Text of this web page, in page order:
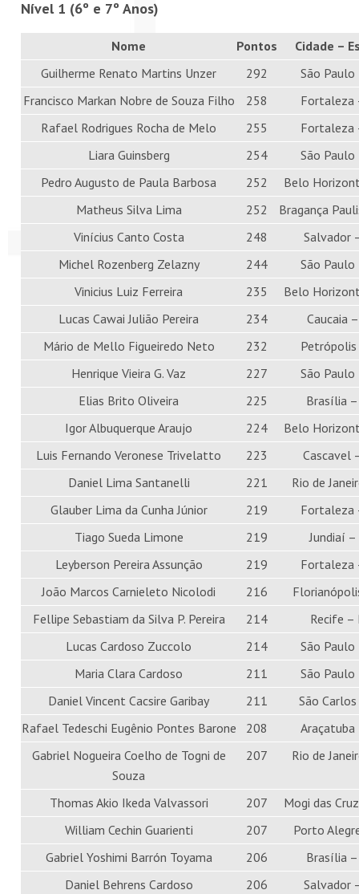
CONTATO
ÁREA RESTRITA
Nível 1 (6º e 7º Anos)
Nome Pontos
Cidade –
Guilherme Renato Martins Unzer
292
São Paulo
Francisco Markan Nobre de Souza Filho
258
Fortaleza
Rafael Rodrigues Rocha de Melo
255
Fortaleza
Liara Guinsberg
254
São Paulo
Pedro Augusto de Paula Barbosa
252
Belo
Matheus Silva Lima
252
Bragança
Vinícius Canto Costa
248
Salvador
Michel Rozenberg Zelazny
244
São Paulo
Vinicius Luiz Ferreira
235
Belo
Lucas Cawai Julião Pereira
234
Caucaia
Mário de Mello Figueiredo Neto
232
Petrópolis
Henrique Vieira G. Vaz
227
São Paulo
Elias Brito Oliveira
225
Brasília
Igor Albuquerque Araujo
224
Belo
Luis Fernando Veronese Trivelatto
223
Cascavel
Daniel Lima Santanelli
221
Rio de
Glauber Lima da Cunha Júnior
219
Fortaleza
Tiago Sueda Limone
219
Jundiaí –
Leyberson Pereira Assunção
219
Fortaleza
João Marcos Carnieleto Nicolodi
216
Fellipe Sebastiam da Silva P. Pereira
214
Recife –
Lucas Cardoso Zuccolo
214
São Paulo
Maria Clara Cardoso
211
São Paulo
Daniel Vincent Cacsire Garibay
211
São
Rafael Tedeschi Eugênio Pontes Barone
208
Araçatuba
Gabriel Nogueira Coelho de Togni de
Souza
207 Rio de
Thomas Akio Ikeda Valvassori 207
Mogi das
William Cechin Guarienti
207
Porto
Gabriel Yoshimi Barrón Toyama
206
Brasília
Daniel Behrens Cardoso
206
Salvador